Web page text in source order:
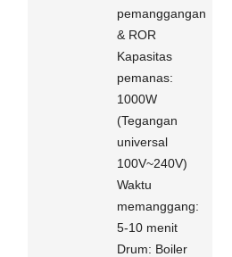
pemanggangan
& ROR
Kapasitas
pemanas:
1000W
(Tegangan
universal
100V~240V)
Waktu
memanggang:
5-10 menit
Drum: Boiler